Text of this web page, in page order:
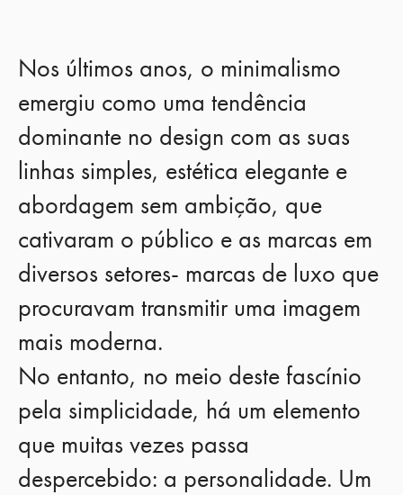
Nos últimos anos, o minimalismo
emergiu como uma tendência
dominante no design com as suas
linhas simples, estética elegante e
abordagem sem ambição, que
cativaram o público e as marcas em
diversos setores- marcas de luxo que
procuravam transmitir uma imagem
mais moderna.
No entanto, no meio deste fascínio
pela simplicidade, há um elemento
que muitas vezes passa
despercebido: a personalidade. Um